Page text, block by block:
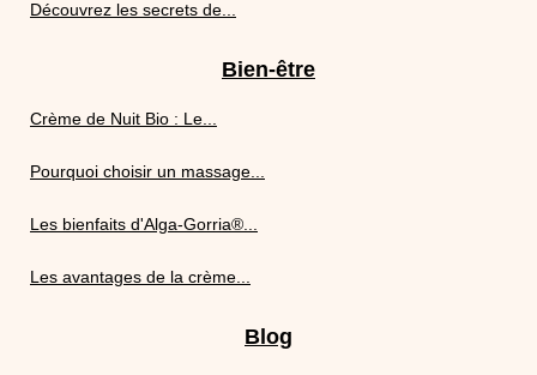
Découvrez les secrets de...
Bien-être
Crème de Nuit Bio : Le...
Pourquoi choisir un massage...
Les bienfaits d'Alga-Gorria®...
Les avantages de la crème...
Blog